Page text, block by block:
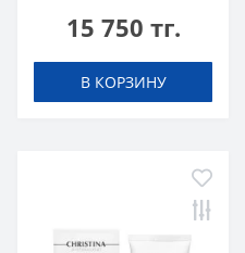
15 750 тг.
В КОРЗИНУ